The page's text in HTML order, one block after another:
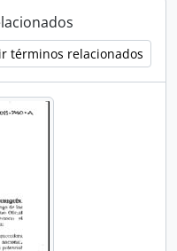
términos relacionados